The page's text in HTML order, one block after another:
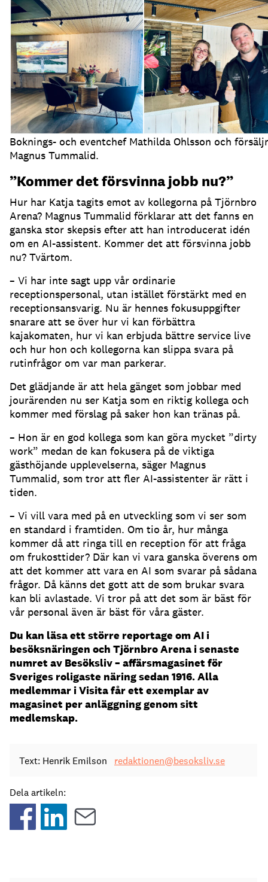
Boknings- och eventchef Mathilda Ohlsson och
Magnus Tummalid.
”Kommer det försvinna jobb nu?”
Hur har Katja tagits emot av kollegorna på Tjörnbro
Arena? Magnus Tummalid förklarar att det fanns en
ganska stor skepsis efter att han introducerat idén
om en AI-assistent. Kommer det att försvinna jobb
nu? Tvärtom.
– Vi har inte sagt upp vår ordinarie
receptionspersonal, utan istället förstärkt med en
receptionsansvarig. Nu är hennes fokusuppgifter
snarare att se över hur vi kan förbättra
kajakomaten, hur vi kan erbjuda bättre service live
och hur hon och kollegorna kan slippa svara på
rutinfrågor om var man parkerar.
Det glädjande är att hela gänget som jobbar med
jourärenden nu ser Katja som en riktig kollega och
kommer med förslag på saker hon kan tränas på.
– Hon är en god kollega som kan göra mycket ”dirty
work” medan de kan fokusera på de viktiga
gästhöjande upplevelserna, säger Magnus
Tummalid, som tror att fler AI-assistenter är rätt i
tiden.
– Vi vill vara med på en utveckling som vi ser som
en standard i framtiden. Om tio år, hur många
kommer då att ringa till en reception för att fråga
om frukosttider? Där kan vi vara ganska överens om
att det kommer att vara en AI som svarar på sådana
frågor. Då känns det gott att de som brukar svara
kan bli avlastade. Vi tror på att det som är bäst för
vår personal även är bäst för våra gäster.
Du kan läsa ett större reportage om AI i
besöksnäringen och Tjörnbro Arena i senaste
numret av Besöksliv – affärsmagasinet för
Sveriges roligaste näring sedan 1916. Alla
medlemmar i Visita får ett exemplar av
magasinet per anläggning genom sitt
medlemskap.
Text: Henrik Emilson redaktionen@besoksliv.se
Dela artikeln: